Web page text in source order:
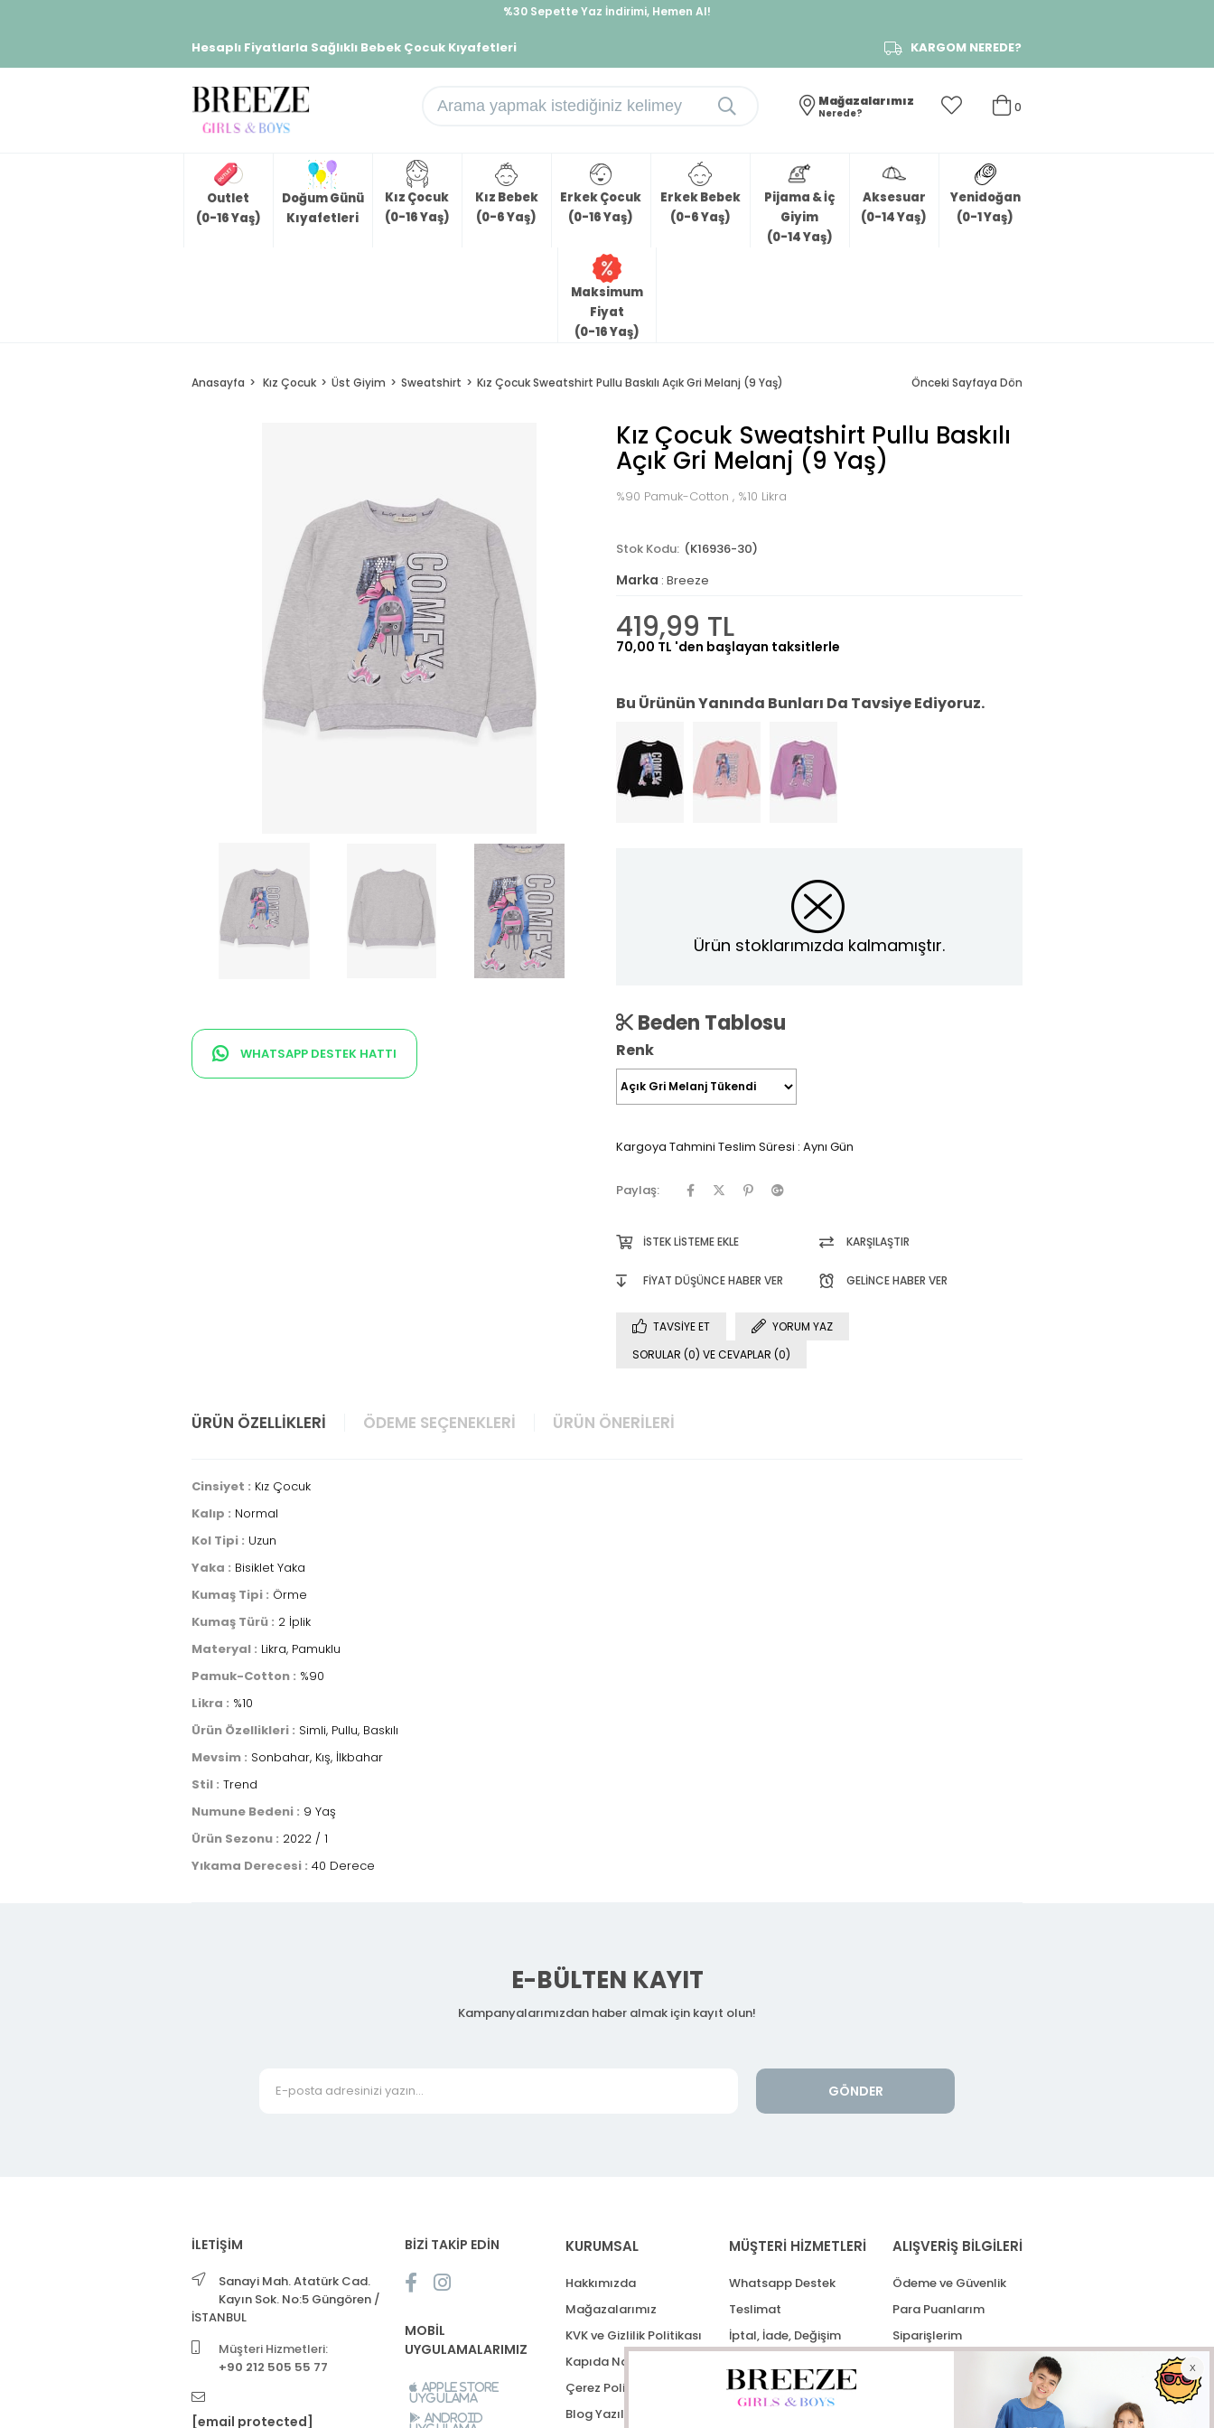
%30 Sepette Yaz İndirimi, Hemen Al!
Hesaplı Fiyatlarla Sağlıklı Bebek Çocuk Kıyafetleri KARGOM NEREDE?
0
Mağazalarımız
Nerede?
Outlet
(0-16 Yaş)
Doğum Günü
Kıyafetleri
Kız Çocuk
(0-16 Yaş)
Kız Bebek
(0-6 Yaş)
Erkek Çocuk
(0-16 Yaş)
Erkek Bebek
(0-6 Yaş)
Pijama & İç
Giyim
(0-14 Yaş)
Aksesuar
(0-14 Yaş)
Yenidoğan
(0-1 Yaş)
Maksimum
Fiyat
(0-16 Yaş)
Anasayfa Kız Çocuk Üst Giyim Sweatshirt Kız Çocuk Sweatshirt Pullu Baskılı Açık Gri Melanj (9 Yaş) Önceki Sayfaya Dön
WHATSAPP DESTEK HATTI
Kız Çocuk Sweatshirt Pullu Baskılı
Açık Gri Melanj (9 Yaş)
%90 Pamuk-Cotton , %10 Likra
(K16936-30)
Marka : Breeze
419,99 TL
70,00 TL 'den başlayan taksitlerle
Bu Ürünün Yanında Bunları Da Tavsiye Ediyoruz.
Ürün stoklarımızda kalmamıştır.
Beden Tablosu
Renk
Kargoya Tahmini Teslim Süresi : Aynı Gün
Paylaş:
İSTEK LISTEME EKLE KARŞILAŞTIR
FIYAT DÜŞÜNCE HABER VER GELINCE HABER VER
TAVSIYE ET
YORUM YAZ
SORULAR (0) VE CEVAPLAR (0)
ÜRÜN ÖZELLIKLERI ÖDEME SEÇENEKLERI ÜRÜN ÖNERILERI
Cinsiyet : Kız Çocuk
Kalıp : Normal
Kol Tipi : Uzun
Yaka : Bisiklet Yaka
Kumaş Tipi : Örme
Kumaş Türü : 2 İplik
Materyal : Likra, Pamuklu
Pamuk-Cotton : %90
Likra : %10
Ürün Özellikleri : Simli, Pullu, Baskılı
Mevsim : Sonbahar, Kış, İlkbahar
Stil : Trend
Numune Bedeni : 9 Yaş
Ürün Sezonu : 2022 / 1
Yıkama Derecesi : 40 Derece
E-BÜLTEN KAYIT
Kampanyalarımızdan haber almak için kayıt olun!
GÖNDER
İLETİŞİM
Sanayi Mah. Atatürk Cad.
Kayın Sok. No:5 Güngören /
İSTANBUL
Müşteri Hizmetleri:
+90 212 505 55 77
[email protected]
BİZİ TAKİP EDİN
MOBİL
UYGULAMALARIMIZ
Apple Store
Uygulama
Android
KURUMSAL
Hakkımızda
Mağazalarımız
KVK ve Gizlilik Politikası
Kapıda Nakit Ödeme
Çerez Politikası
Blog Yazıları
MÜŞTERİ HİZMETLERİ
Whatsapp Destek
Teslimat
İptal, İade, Değişim
ALIŞVERİŞ BİLGİLERİ
Ödeme ve Güvenlik
Para Puanlarım
Siparişlerim